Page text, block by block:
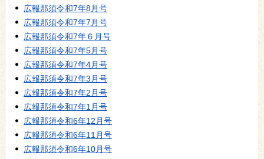
広報那須令和7年8月号
広報那須令和7年7月号
広報那須令和7年６月号
広報那須令和7年5月号
広報那須令和7年4月号
広報那須令和7年3月号
広報那須令和7年2月号
広報那須令和7年1月号
広報那須令和6年12月号
広報那須令和6年11月号
広報那須令和6年10月号